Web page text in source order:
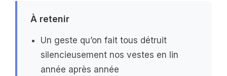
À retenir
Un geste qu’on fait tous détruit
silencieusement nos vestes en lin
année après année